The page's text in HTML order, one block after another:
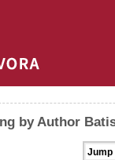
by Author
Jump